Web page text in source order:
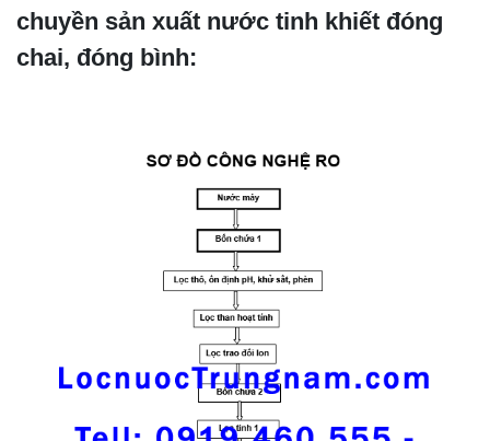
chuyền sản xuất nước tinh khiết đóng
chai, đóng bình: